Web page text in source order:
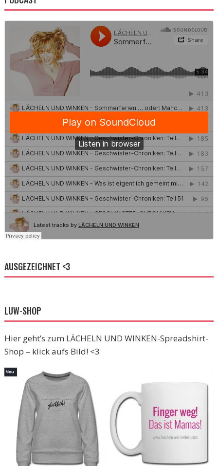
AUSGEZEICHNET <3
LUW-SHOP
Hier geht’s zum LÄCHELN UND WINKEN-Spreadshirt-
Shop – klick aufs Bild! <3